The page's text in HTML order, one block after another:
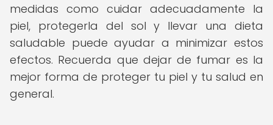
medidas como cuidar adecuadamente la
piel, protegerla del sol y llevar una dieta
saludable puede ayudar a minimizar estos
efectos. Recuerda que dejar de fumar es la
mejor forma de proteger tu piel y tu salud en
general.